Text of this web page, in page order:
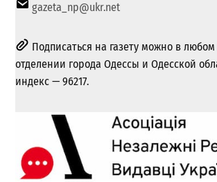
gazeta_np@ukr.net
Подписаться на газету можно в
отделении города Одессы и Одесской
индекс — 96217.